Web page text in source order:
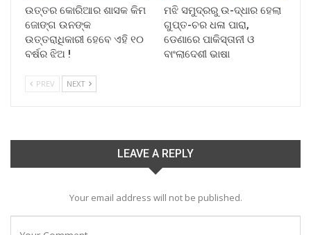
ଉତ୍ତର କୋରିଆର ଶାସକ କିମ
ଜୋଙ୍ଗ ଉନଙ୍କ
ଉତ୍ତରାଧିକାରୀ ହେବେ ଏହି ୧୦
ବର୍ଷର ଝିଅ !
ମଝି ସମୁଦ୍ରରୁ ଉ-ଦ୍ଧାର ହେଲା
ଗୁପ୍ତ-ଚର ଧଳା ପାରା,
ଡେଣାରେ ପାକିସ୍ତାନୀ ଓ
ବାଂଲାଦେଶୀ ଭାଷା
PREV NEXT
LEAVE A REPLY
Your email address will not be published.